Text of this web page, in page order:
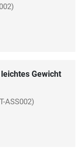
Gewicht
ASS002)